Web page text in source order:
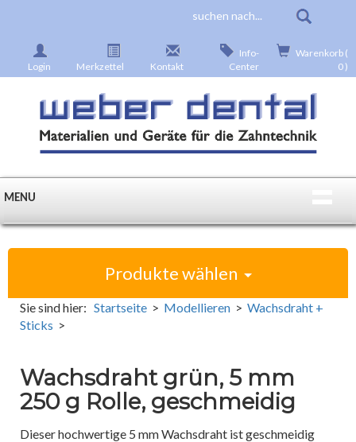
Login Merkzettel Kontakt
Info-
Center
Warenkorb (
0 )
MENU
Produkte wählen
Sie sind hier: Startseite > Modellieren > Wachsdraht +
Sticks >
Wachsdraht grün, 5 mm
250 g Rolle, geschmeidig
Dieser hochwertige 5 mm Wachsdraht ist geschmeidig